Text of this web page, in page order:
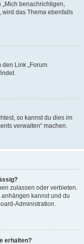
benachrichtigen,
wird das Thema ebenfalls
Link „Forum
so kannst du dies im
verwalten“ machen.
zulassen oder verbieten.
kannst und du
Administration.
erhalten?